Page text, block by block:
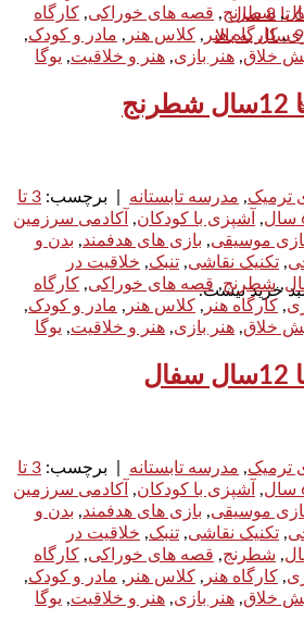
6 تا 8 سال
9 سال به بالا
خرید نیست.
, شطرنج, قصه های خوراکی, کارگاه
,کارگاه هنر , کلاس هنر , مادر و کودک,
خلاق, هنر بازی, هنر و خلاقیت, یوگا
ترمیک, مدرسه تابستانه برچسب:
3 تا
, آشپزی با کودکان, آکادمی سرزمین
موسیقی, بازی های هدفمند, بدن و
, تکنیک نقاشی, تنبک, خلاقیت در
,شطرنج, قصه های خوراکی, کارگاه
, کارگاه هنر , کلاس هنر , مادر و کودک,
خلاق, هنر بازی, هنر و خلاقیت, یوگا
ترمیک, مدرسه تابستانه برچسب:
3 تا
, آشپزی با کودکان, آکادمی سرزمین
موسیقی, بازی های هدفمند, بدن و
, تکنیک نقاشی, تنبک, خلاقیت در
, شطرنج, قصه های خوراکی, کارگاه
, کارگاه هنر , کلاس هنر , مادر و کودک,
خلاق, هنر بازی, هنر و خلاقیت, یوگا